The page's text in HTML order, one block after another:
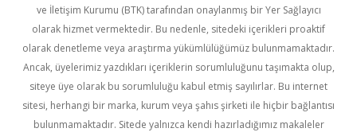
ve İletişim Kurumu (BTK) tarafından onaylanmış bir Yer Sağlayıcı
olarak hizmet vermektedir. Bu nedenle, sitedeki içerikleri proaktif
olarak denetleme veya araştırma yükümlülüğümüz bulunmamaktadır.
Ancak, üyelerimiz yazdıkları içeriklerin sorumluluğunu taşımakta olup,
siteye üye olarak bu sorumluluğu kabul etmiş sayılırlar. Bu internet
sitesi, herhangi bir marka, kurum veya şahıs şirketi ile hiçbir bağlantısı
bulunmamaktadır. Sitede yalnızca kendi hazırladığımız makaleler